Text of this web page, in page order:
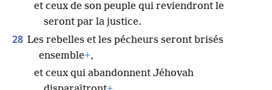
et ceux de son peuple qui reviendront le
seront par la justice.
28 Les rebelles et les pécheurs seront brisés
ensemble+,
et ceux qui abandonnent Jéhovah